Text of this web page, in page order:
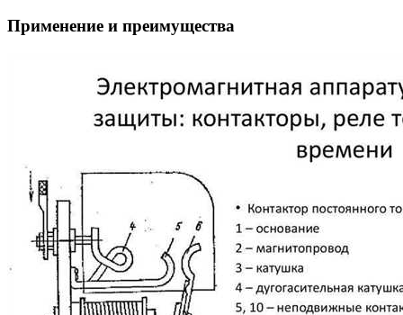
Применение и преимущества